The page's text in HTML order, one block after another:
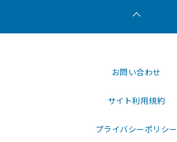
お問い合わせ
サイト利用規約
プライバシーポリシー